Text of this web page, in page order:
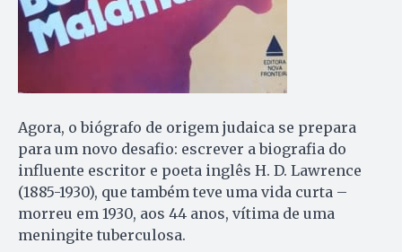
Agora, o biógrafo de origem judaica se prepara
para um novo desafio: escrever a biografia do
influente escritor e poeta inglês H. D. Lawrence
(1885-1930), que também teve uma vida curta –
morreu em 1930, aos 44 anos, vítima de uma
meningite tuberculosa.